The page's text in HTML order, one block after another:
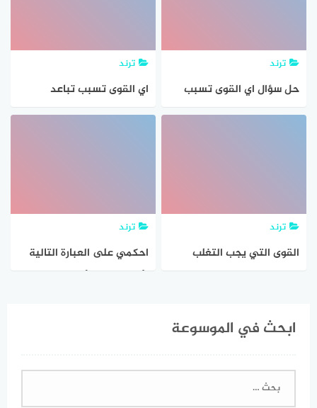
ترند
حل سؤال اي القوى تسبب
تباعد الصفائح
ترند
اي القوى تسبب تباعد
الصفائح
ترند
القوى التي يجب التغلب
ترند
احكمي على العبارة التالية
ابحث في الموسوعة
البحث